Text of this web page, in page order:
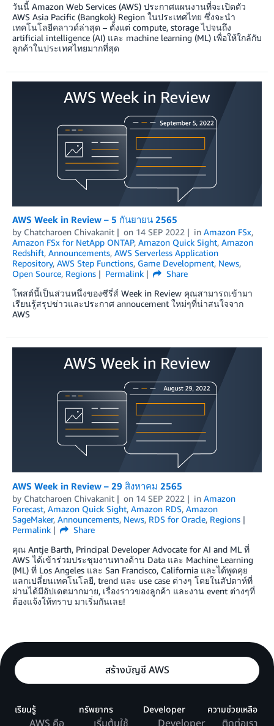
วันนี้ Amazon Web Services (AWS) ประกาศแผนงานที่จะเปิดตัว
AWS Asia Pacific (Bangkok) Region ในประเทศไทย ซึ่งจะนำ
เทคโนโลยีคลาวด์ล่าสุด – ตั้งแต่ compute, storage ไปจนถึง
artificial intelligence (AI) และ machine learning (ML) เพื่อให้ใกล้กับ
ลูกค้าในประเทศไทยมากที่สุด
AWS Week in Review – 5 กันยายน 2565
by Chatcharoen Chivakanit on 14 SEP 2022 in Amazon FSx,
Amazon FSx for NetApp ONTAP, Amazon Quick Sight, Amazon
Redshift, Announcements, AWS Serverless Application
Repository, AWS Step Functions, Game Development, News,
Open Source, Regions Permalink
Share
โพสต์นี้เป็นส่วนหนึ่งของซีรี่ส์ Week in Review คุณสามารถเข้ามา
เรียนรู้สรุปข่าวและประกาศ annoucement ใหม่ๆที่น่าสนใจจาก
AWS
AWS Week in Review – 29 สิงหาคม 2565
by Chatcharoen Chivakanit on 14 SEP 2022 in Amazon
Forecast, Amazon Quick Sight, Amazon RDS, Amazon
SageMaker, Announcements, News, RDS for Oracle, Regions
Permalink
Share
คุณ Antje Barth, Principal Developer Advocate for AI and ML ที่
AWS ได้เข้าร่วมประชุมงานทางด้าน Data และ Machine Learning
(ML) ที่ Los Angeles และ San Francisco, California และได้พูดคุย
แลกเปลี่ยนเทคโนโลยี, trend และ use case ต่างๆ โดยในสัปดาห์ที่
ผ่านได้มีอัปเดตมากมาย, เรื่องราวของลูกค้า และงาน event ต่างๆที่
ต้องแจ้งให้ทราบ มาเริ่มกันเลย!
สร้างบัญชี AWS
เรียนรู้ ทรัพยากร Developer ความช่วยเหลือ